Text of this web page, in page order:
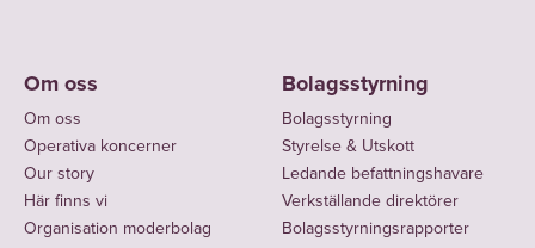
Om oss
Om oss
Operativa koncerner
Our story
Här finns vi
Organisation moderbolag
Bolagsstyrning
Bolagsstyrning
Styrelse & Utskott
Ledande befattningshavare
Verkställande direktörer
Bolagsstyrningsrapporter